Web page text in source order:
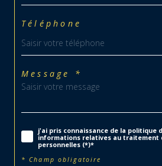
Téléphone
Message *
j'ai pris connaissance de la politique
informations relatives au traitement
personnelles (*)*
* Champ obligatoire